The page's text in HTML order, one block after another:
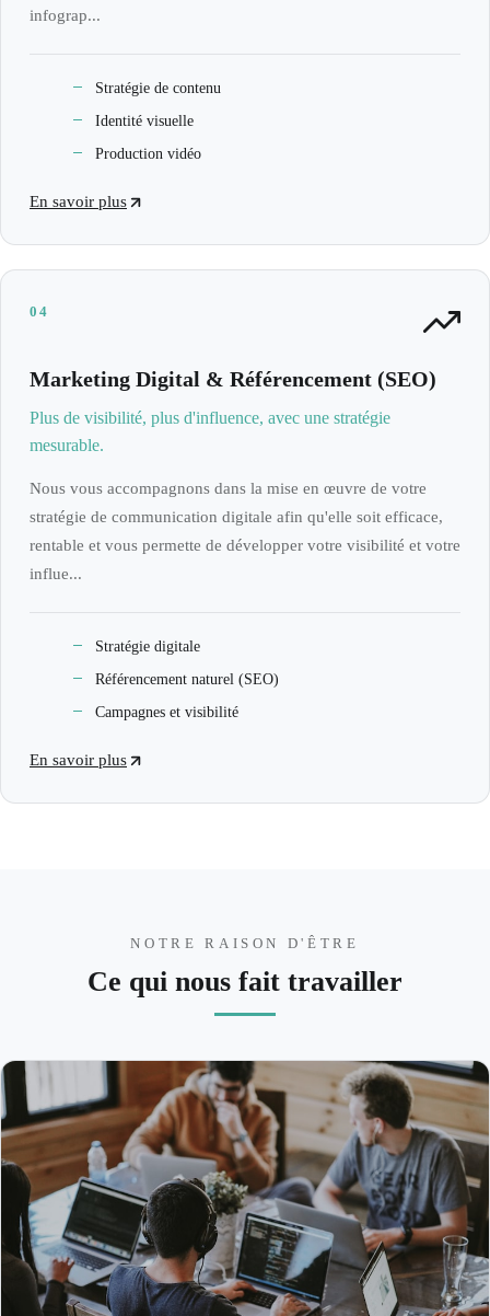
infograp...
Stratégie de contenu
Identité visuelle
Production vidéo
En savoir plus
04
Marketing Digital & Référencement (SEO)
Plus de visibilité, plus d'influence, avec une stratégie
mesurable.
Nous vous accompagnons dans la mise en œuvre de votre
stratégie de communication digitale afin qu'elle soit efficace,
rentable et vous permette de développer votre visibilité et votre
influe...
Stratégie digitale
Référencement naturel (SEO)
Campagnes et visibilité
En savoir plus
NOTRE RAISON D'ÊTRE
Ce qui nous fait travailler